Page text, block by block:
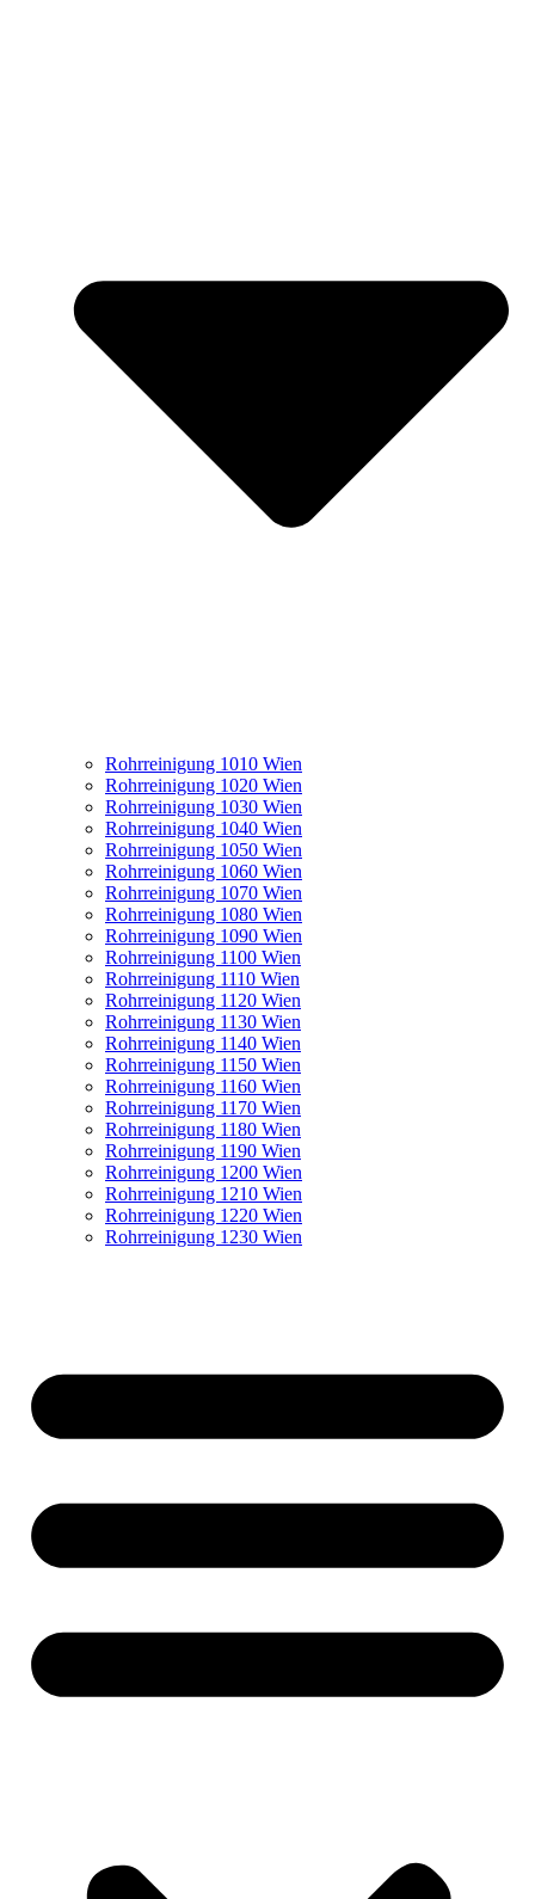
Rohrreinigung 1010 Wien
Rohrreinigung 1020 Wien
Rohrreinigung 1030 Wien
Rohrreinigung 1040 Wien
Rohrreinigung 1050 Wien
Rohrreinigung 1060 Wien
Rohrreinigung 1070 Wien
Rohrreinigung 1080 Wien
Rohrreinigung 1090 Wien
Rohrreinigung 1100 Wien
Rohrreinigung 1110 Wien
Rohrreinigung 1120 Wien
Rohrreinigung 1130 Wien
Rohrreinigung 1140 Wien
Rohrreinigung 1150 Wien
Rohrreinigung 1160 Wien
Rohrreinigung 1170 Wien
Rohrreinigung 1180 Wien
Rohrreinigung 1190 Wien
Rohrreinigung 1200 Wien
Rohrreinigung 1210 Wien
Rohrreinigung 1220 Wien
Rohrreinigung 1230 Wien